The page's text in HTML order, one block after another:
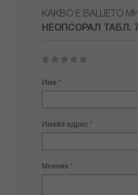
КАКВО Е ВАШЕТО
НЕОПСОРАЛ ТАБЛ.
star
stars
stars
stars
stars
Име
Имейл адрес
Мнение